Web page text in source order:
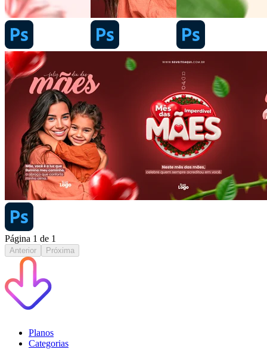
Página 1 de 1
Anterior Próxima
Planos
Categorias